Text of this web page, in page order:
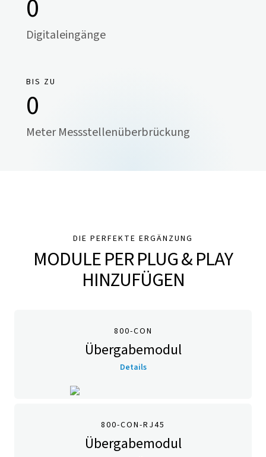
0
Digitaleingänge
BIS ZU
0
Meter Messstellenüberbrückung
DIE PERFEKTE ERGÄNZUNG
MODULE PER PLUG & PLAY
HINZUFÜGEN
800-CON
Übergabemodul
Details
800-CON-RJ45
Übergabemodul